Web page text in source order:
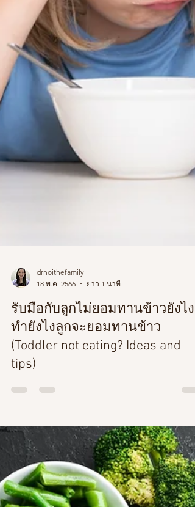
drnoithefamily
18 พ.ค. 2566
ยาว 1 นาที
รับมือกับลูกไม่ยอมทานข้าวยังไง?
(Toddler not eating? Ideas and
tips)